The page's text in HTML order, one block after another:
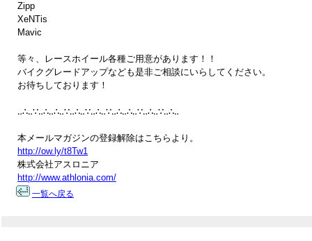
Zipp
XeNTis
Mavic
等々、レースホイール各種ご用意があります！！
バイクグレードアップなども是非ご相談にいらしてください。
お待ちしております！
‥∴‥∵‥∴‥∴‥∵‥∴‥∵‥∴‥∵‥∴‥∴‥∵‥∴‥∵‥∴‥
http://ow.ly/t8Tw1
http://www.athlonia.com/
一覧へ戻る